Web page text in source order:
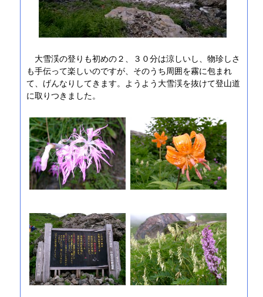
大雪渓の登りも初めの２、３０分は涼しいし、物珍しさ
も手伝って楽しいのですが、そのうち周囲を霧に包まれ
て、げんなりしてきます。ようよう大雪渓を抜けて登山道
に取りつきました。